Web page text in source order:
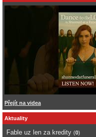
Přejít na videa
Aktuality
Fable uz len za kredity (0)